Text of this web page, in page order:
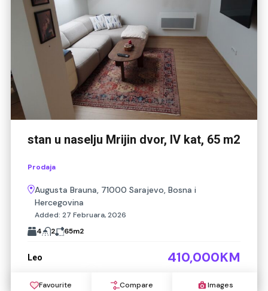
stan u naselju Mrijin dvor, IV kat, 65 m2
Prodaja
Augusta Brauna, 71000 Sarajevo, Bosna i
Hercegovina
Added: 27 Februara, 2026
4
2 65m2
Leo 410,000KM
Favourite Compare Images